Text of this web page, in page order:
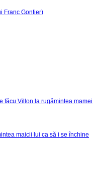
Franc Gontier)
făcu Villon la rugămintea mamei
maicii lui ca să i se închine